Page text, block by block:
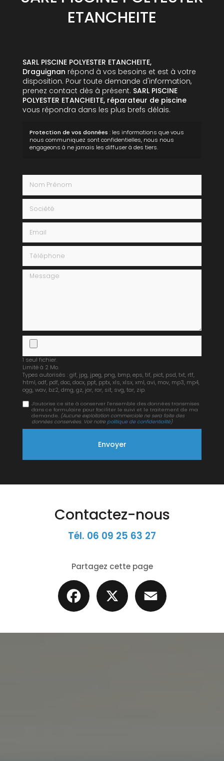
ETANCHEITE
SARL PISCINE POLYESTER ETANCHEITE,
Draguignan répond à vos besoins et est à votre
disposition. Pour toute demande d'information,
prenez contact dès à présent. SARL PISCINE
POLYESTER ETANCHEITE, réparateur de piscine
vous répondra dans les plus brefs délais.
Protection de vos données : les informations que vous
nous communiquez sont confidentielles, nous nous
engageons à ne jamais les diffuser à des tiers.
Message
1 seul fichier.
Limité à 2 Mo.
Types autorisés : gif, jpg, jpeg, png, bmp, eps, tif, pict, psd, txt, rtf,
html, odf, pdf, doc, docx, ppt, pptx, xls, xlsx, xml, avi, mov, mp3, mp4,
ogg, wav, bz2, dmg, gz, jar, rar, sit, svg, tar, zip.
J'autorise ce site à conserver l'ensemble des données transmises
dans ce formulaire pour faciliter le suivi et le traitement de ma
demande. (Aucune exploitation commerciale ne sera faite des
données conservées. Voir notre politique de confidentialité)
Contactez-nous
Tél. 06 09 25 63 27
Partagez cette page
Facebook